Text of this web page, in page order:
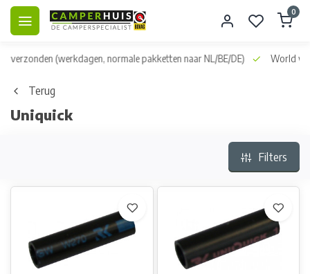
0
verzonden (werkdagen, normale pakketten naar NL/BE/DE) World
Terug
Uniquick
Filters